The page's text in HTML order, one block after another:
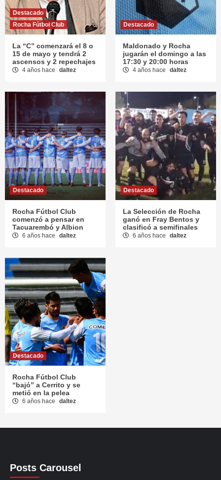
Destacado
Rocha Fútbol Club
La “C” comenzará el 8 o
15 de mayo y tendrá 2
ascensos y 2 repechajes
4 años hace daltez
Destacado
Maldonado y Rocha
jugarán el domingo a las
17:30 y 20:00 horas
4 años hace daltez
Destacado
Rocha Fútbol Club
comenzó a pensar en
Tacuarembó y Albion
6 años hace daltez
Destacado
La Selección de Rocha
ganó en Fray Bentos y
clasificó a semifinales
6 años hace daltez
Destacado
Rocha Fútbol Club
“bajó” a Cerrito y se
metió en la pelea
6 años hace daltez
Posts Carousel